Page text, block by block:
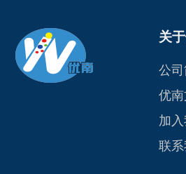
关
公
优
加
联系